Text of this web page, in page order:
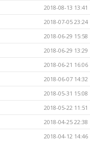
2018-08-13 13:41
2018-07-05 23:24
2018-06-29 15:58
2018-06-29 13:29
2018-06-21 16:06
2018-06-07 14:32
2018-05-31 15:08
2018-05-22 11:51
2018-04-25 22:38
2018-04-12 14:46